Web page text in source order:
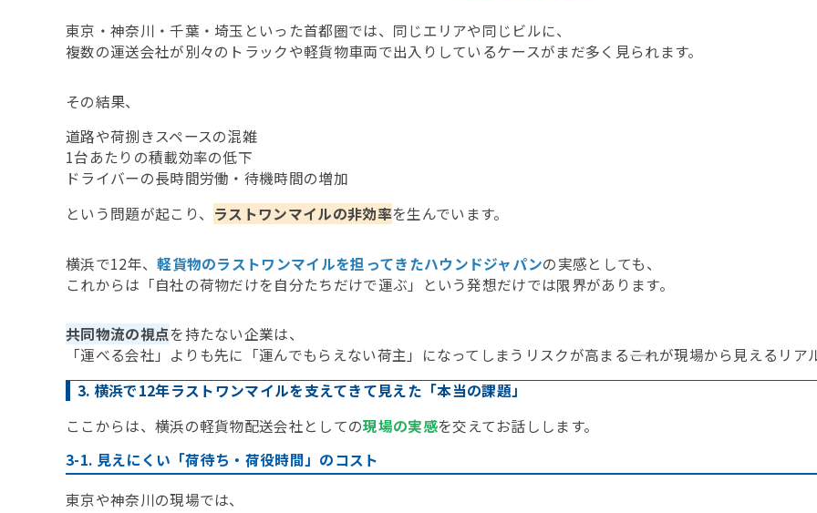
東京・神奈川・千葉・埼玉といった首都圏では、同じエリアや同じビルに、
複数の運送会社が別々のトラックや軽貨物車両で出入りしているケースがまだ多く見られます。
その結果、
道路や荷捌きスペースの混雑
1台あたりの積載効率の低下
ドライバーの長時間労働・待機時間の増加
という問題が起こり、 ラストワンマイルの非効率を生んでいます。
横浜で12年、軽貨物のラストワンマイルを担ってきたハウンドジャパンの実感としても、
これからは「自社の荷物だけを自分たちだけで運ぶ」という発想だけでは限界があります。
共同物流の視点を持たない企業は、
「運べる会社」よりも先に「運んでもらえない荷主」になってしまうリスクが高まる――これが現場から見えるリア
3. 横浜で12年ラストワンマイルを支えてきて見えた「本当の課題」
ここからは、横浜の軽貨物配送会社としての現場の実感を交えてお話しします。
3-1. 見えにくい「荷待ち・荷役時間」のコスト
東京や神奈川の現場では、